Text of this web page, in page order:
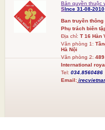
Bản quyền thuộc
SInce 31-08-2010
Ban truyền
Phụ trách biên
Địa chỉ: T 16 Hàn
Văn phòng 1:
Hà Nội
Văn phòng 2:
International
Tel:
Email: